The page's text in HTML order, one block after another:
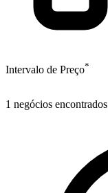
Intervalo de Preço*
1 negócios encontrados